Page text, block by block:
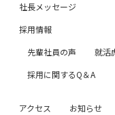
社長メッセージ
採用情報
先輩社員の声
就活
採用に関するQ＆A
アクセス お知らせ